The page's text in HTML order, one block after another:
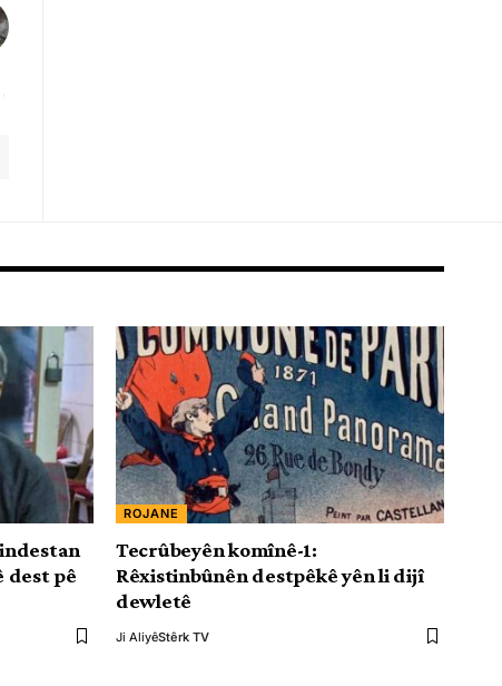
dest pê
ROJANE
Tecrûbeyên komînê-1:
Rêxistinbûnên destpêkê yên li dijî
dewletê
Ji AliyêStêrk TV